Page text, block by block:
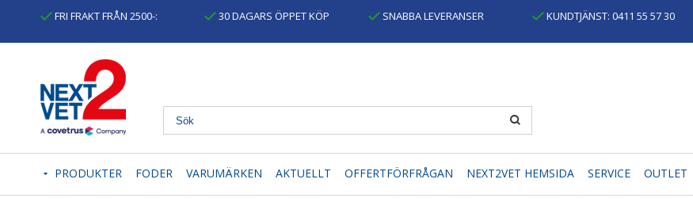
FRI FRAKT FRÅN 2500-: 30 DAGARS ÖPPET KÖP SNABBA LEVERANSER KUNDTJÄNST: 0411 55 57 30
PRODUKTER FODER VARUMÄRKEN AKTUELLT OFFERTFÖRFRÅGAN NEXT2VET HEMSIDA SERVICE OUTLET